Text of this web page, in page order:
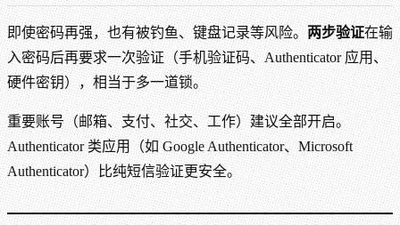
即使密码再强，也有被钓鱼、键盘记录等风险。两步验证在输
入密码后再要求一次验证（手机验证码、Authenticator 应用、
硬件密钥），相当于多一道锁。
重要账号（邮箱、支付、社交、工作）建议全部开启。
Authenticator 类应用（如 Google Authenticator、Microsoft
Authenticator）比纯短信验证更安全。